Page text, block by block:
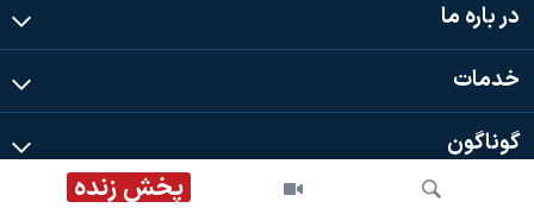
پخش زنده
در باره ما
خدمات
گوناگون